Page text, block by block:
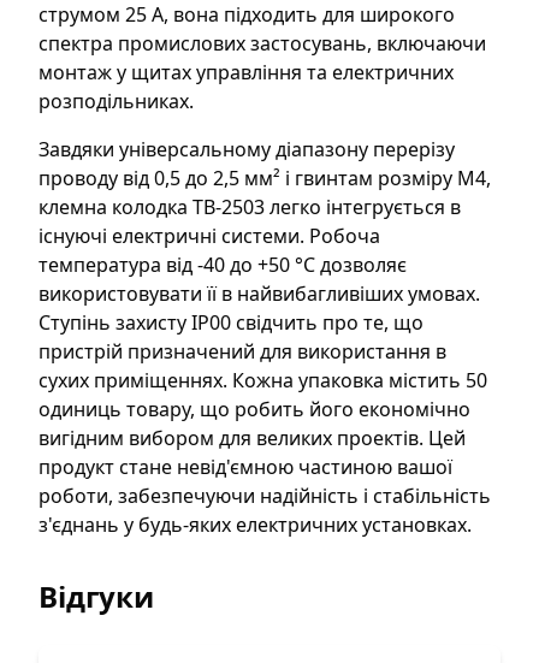
струмом 25 А, вона підходить для широкого
спектра промислових застосувань, включаючи
монтаж у щитах управління та електричних
розподільниках.
Завдяки універсальному діапазону перерізу
проводу від 0,5 до 2,5 мм² і гвинтам розміру M4,
клемна колодка TB-2503 легко інтегрується в
існуючі електричні системи. Робоча
температура від -40 до +50 °C дозволяє
використовувати її в найвибагливіших умовах.
Ступінь захисту IP00 свідчить про те, що
пристрій призначений для використання в
сухих приміщеннях. Кожна упаковка містить 50
одиниць товару, що робить його економічно
вигідним вибором для великих проектів. Цей
продукт стане невід'ємною частиною вашої
роботи, забезпечуючи надійність і стабільність
з'єднань у будь-яких електричних установках.
Відгуки